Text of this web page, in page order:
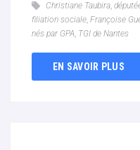
Christiane Taubira,
filiation sociale, Françoise
nés par GPA, TGI de Nantes
EN SAVOIR PLUS